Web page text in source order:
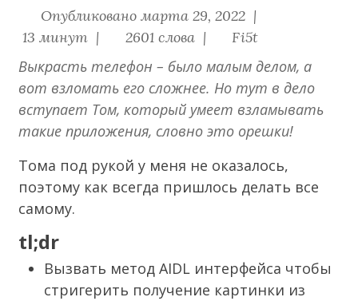
Опубликовано марта 29, 2022 |
13 минут |
2601 слова | Fi5t
Выкрасть телефон – было малым делом, а
вот взломать его сложнее. Но тут в дело
вступает Том, который умеет взламывать
такие приложения, словно это орешки!
Тома под рукой у меня не оказалось,
поэтому как всегда пришлось делать все
самому.
tl;dr
Вызвать метод AIDL интерфейса чтобы
стригерить получение картинки из